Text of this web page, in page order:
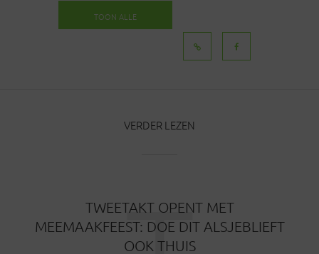
TOON ALLE
VERDER LEZEN
TWEETAKT OPENT MET
MEEMAAKFEEST: DOE DIT ALSJEBLIEFT
OOK THUIS